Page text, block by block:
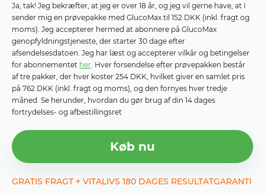
Ja, tak! Jeg bekræfter, at jeg er over 18 år, og jeg vil gerne have, at I
sender mig en prøvepakke med GlucoMax til 152 DKK (inkl. fragt og
moms). Jeg accepterer hermed at abonnere på GlucoMax
genopfyldningstjeneste, der starter 30 dage efter
afsendelsesdatoen. Jeg har læst og accepterer vilkår og betingelser
for abonnementet her. Hver forsendelse efter prøvepakken består
af tre pakker, der hver koster 254 DKK, hvilket giver en samlet pris
på 762 DKK (inkl. fragt og moms), og den fornyes hver tredje
måned. Se herunder, hvordan du gør brug af din 14 dages
fortrydelses- og afbestillingsret
Køb nu
GRATIS FRAGT + VITALIVS 180 DAGES RESULTATGARANTI